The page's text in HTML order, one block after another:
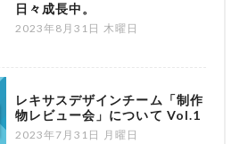
日々成長中。
2023年8月31日 木曜日
レキサスデザインチーム「制作
物レビュー会」について Vol.1
2023年7月31日 月曜日